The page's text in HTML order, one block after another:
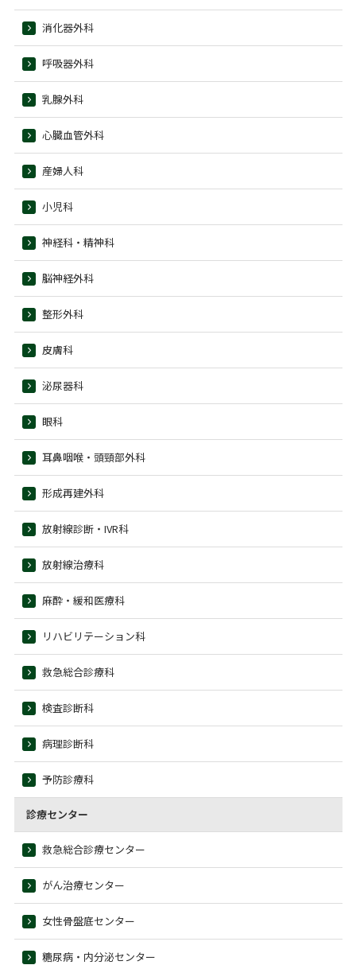
消化器外科
呼吸器外科
乳腺外科
心臓血管外科
産婦人科
小児科
神経科・精神科
脳神経外科
整形外科
皮膚科
泌尿器科
眼科
耳鼻咽喉・頭頸部外科
形成再建外科
放射線診断・IVR科
放射線治療科
麻酔・緩和医療科
リハビリテーション科
救急総合診療科
検査診断科
病理診断科
予防診療科
診療センター
救急総合診療センター
がん治療センター
女性骨盤底センター
糖尿病・内分泌センター